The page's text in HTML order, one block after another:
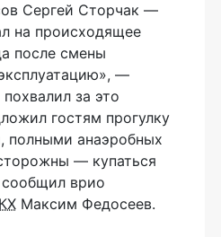
Сергей Сторчак —
на происходящее
после смены
—
за это
гостям прогулку
полными анаэробных
— купаться
врио
Максим Федосеев.